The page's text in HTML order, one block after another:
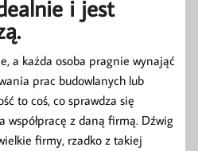
i jest
a każda osoba pragnie wynająć
prac budowlanych lub
to coś, co sprawdza się
współpracę z daną firmą. Dźwig
firmy, rzadko z takiej